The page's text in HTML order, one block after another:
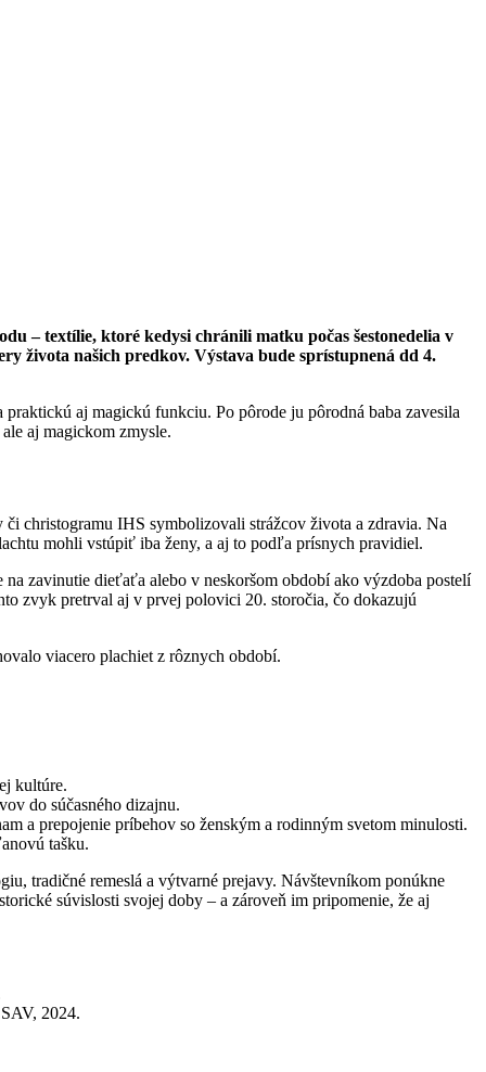
– textílie, ktoré kedysi chránili matku počas šestonedelia v
života našich predkov. Výstava bude sprístupnená dd 4.
aj magickú funkciu. Po pôrode ju pôrodná baba zavesila
aj magickom zmysle.
christogramu IHS symbolizovali strážcov života a zdravia. Na
mohli vstúpiť iba ženy, a aj to podľa prísnych pravidiel.
zavinutie dieťaťa alebo v neskoršom období ako výzdoba postelí
zvyk pretrval aj v prvej polovici 20. storočia, čo dokazujú
viacero plachiet z rôznych období.
kultúre.
do súčasného dizajnu.
a prepojenie príbehov so ženským a rodinným svetom minulosti.
tašku.
tradičné remeslá a výtvarné prejavy. Návštevníkom ponúkne
súvislosti svojej doby – a zároveň im pripomenie, že aj
2024.